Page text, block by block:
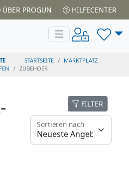
ÜBER PROGUN HILFECENTER
STARTSEITE
MARKTPLATZ
ZUBEHOER
FILTER
Sortieren nach